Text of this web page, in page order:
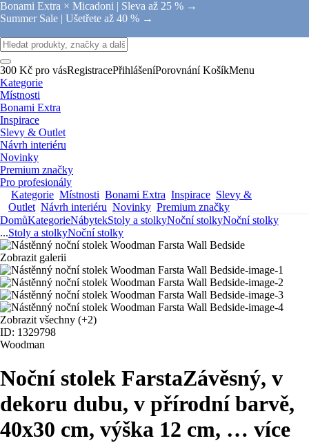
Bonami Extra × Micadoni | Sleva až 25 % →
Summer Sale | Ušetřete až 40 % →
300 Kč pro vásRegistracePřihlášeníPorovnání KošíkMenu
Kategorie
Místnosti
Bonami Extra
Inspirace
Slevy & Outlet
Návrh interiéru
Novinky
Premium značky
Pro profesionály
Kategorie Místnosti Bonami Extra Inspirace Slevy &
Outlet Návrh interiéru Novinky Premium značky
DomůKategorieNábytekStoly a stolkyNoční stolkyNoční stolky
...Stoly a stolkyNoční stolky
Zobrazit galerii
Zobrazit všechny (+2)
ID: 1329798
Woodman
Noční stolek FarstaZávěsný, v
dekoru dubu, v přírodní barvě,
40x30 cm, výška 12 cm, … více